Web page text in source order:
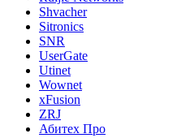
Shvacher
Sitronics
SNR
UserGate
Utinet
Wownet
xFusion
ZRJ
Абитех Про